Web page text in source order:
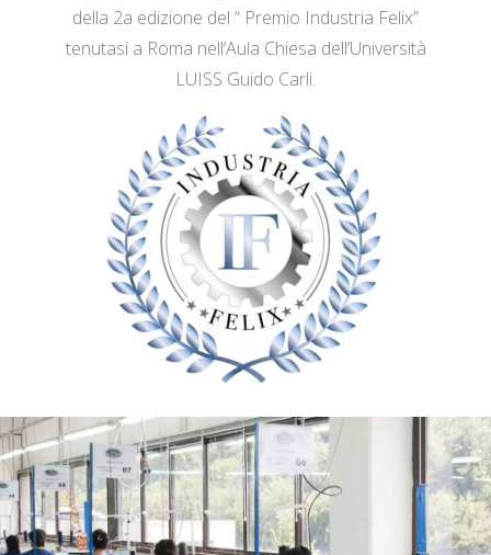
della 2a edizione del “ Premio Industria Felix”
tenutasi a Roma nell’Aula Chiesa dell’Università
LUISS Guido Carli.